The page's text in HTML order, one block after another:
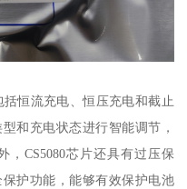
恒流充电、恒压充电和截止
和充电状态进行智能调节，
，CS5080芯片还具有过压保
护功能，能够有效保护电池